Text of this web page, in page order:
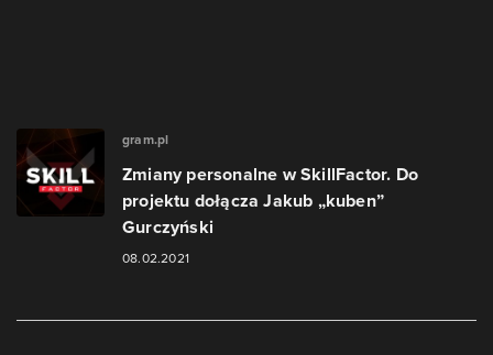
gram.pl
Zmiany personalne w SkillFactor. Do
projektu dołącza Jakub „kuben”
Gurczyński
08.02.2021